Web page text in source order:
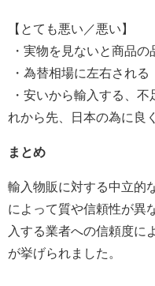
【とても悪い／悪い】
・実物を見ないと商品
・為替相場に左右される
・安いから輸入する、
れから先、日本の為に良
まとめ
輸入物販に対する中立的
によって質や信頼性が異
入する業者への信頼度に
が挙げられました。